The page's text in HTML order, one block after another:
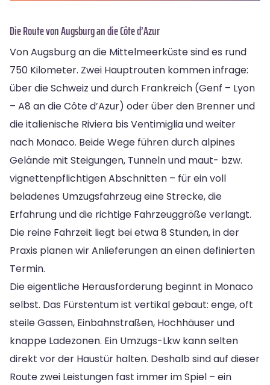
Die Route von Augsburg an die Côte d’Azur
Von Augsburg an die Mittelmeerküste sind es rund
750 Kilometer. Zwei Hauptrouten kommen infrage:
über die Schweiz und durch Frankreich (Genf – Lyon
– A8 an die Côte d’Azur) oder über den Brenner und
die italienische Riviera bis Ventimiglia und weiter
nach Monaco. Beide Wege führen durch alpines
Gelände mit Steigungen, Tunneln und maut- bzw.
vignettenpflichtigen Abschnitten – für ein voll
beladenes Umzugsfahrzeug eine Strecke, die
Erfahrung und die richtige Fahrzeuggröße verlangt.
Die reine Fahrzeit liegt bei etwa 8 Stunden, in der
Praxis planen wir Anlieferungen an einen definierten
Termin.
Die eigentliche Herausforderung beginnt in Monaco
selbst. Das Fürstentum ist vertikal gebaut: enge, oft
steile Gassen, Einbahnstraßen, Hochhäuser und
knappe Ladezonen. Ein Umzugs-Lkw kann selten
direkt vor der Haustür halten. Deshalb sind auf dieser
Route zwei Leistungen fast immer im Spiel – ein